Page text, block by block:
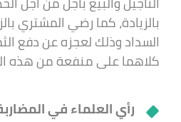
بالزيادة، كما رضي المشتري
السداد وذلك لعجزه عن دفع
كلاهما على منفعة من هذه
رأي العلماء في